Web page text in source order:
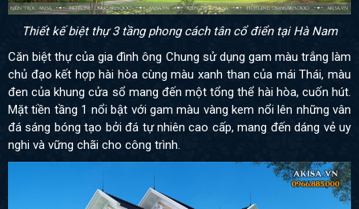
Thiết kế biệt thự 3 tầng phong cách tân cổ điển tại Hà Nam
Căn biệt thự của gia đình ông Chung sử dụng gam màu trắng làm
chủ đạo kết hợp hài hòa cùng màu xanh than của mái Thái, màu
đen của khung cửa sổ mang đến một tổng thể hài hòa, cuốn hút.
Mặt tiền tầng 1 nổi bật với gam màu vàng kem nổi lên những vân
đá sáng bóng tạo bởi đá tự nhiên cao cấp, mang đến dáng vẻ uy
nghi và vững chãi cho công trình.